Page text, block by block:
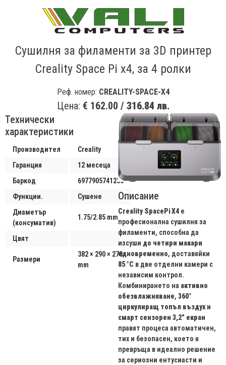
Сушилня за филаменти за 3D принтер
Creality Space Pi x4, за 4 ролки
Реф. номер: CREALITY-SPACE-X4
Цена: € 162.00 / 316.84 лв.
Технически
характеристики
Производител
Creality
Гаранция
12 месеца
Баркод
6977905741236
Функции.
Сушене
Диаметър
(консуматив)
1.75/2.85 mm
Цвят
Размери
382 × 290 × 270
mm
Описание
Creality SpacePi X4 е
професионална сушилня за
филаменти, способна да
изсуши до четири макари
едновременно, доставяйки
85 °C в две отделни камери с
независим контрол.
Комбинирането на активно
обезвлажняване, 360°
циркулиращ топъл въздух и
смарт сензорен 3,2″ екран
правят процеса автоматичен,
тих и безопасен, което я
превръща в идеално решение
за сериозни ентусиасти и